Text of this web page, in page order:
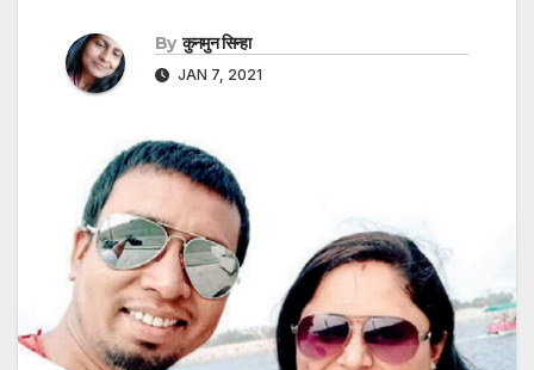
By कुनमुन सिन्हा
JAN 7, 2021